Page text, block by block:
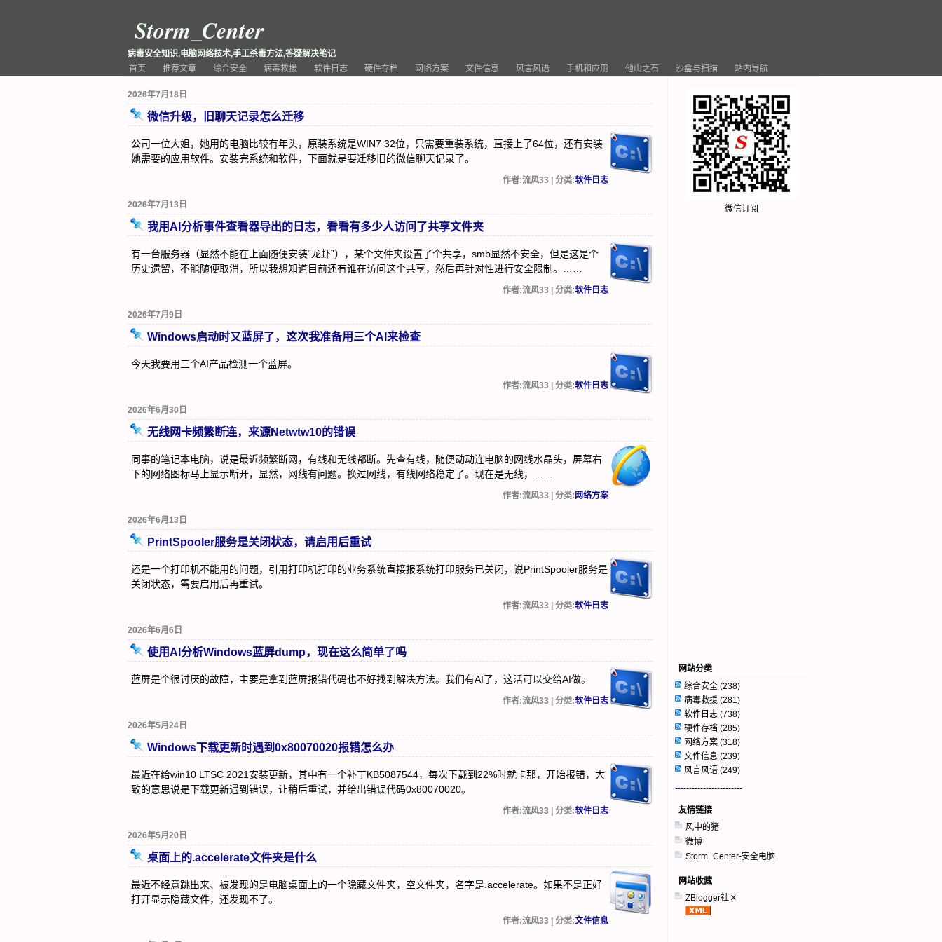
Storm_Center
病毒安全知识,电脑网络技术,手工杀毒方法,答疑解决笔记
首页
推荐文章 综合安全 病毒救援 软件日志 硬件存档 网络方案 文件信息 风言风语 手机和应用 他山之石 沙盒与扫描 站内导航
2026年7月18日
微信升级，旧聊天记录怎么迁移
公司一位大姐，她用的电脑比较有年头，原装系统是WIN7 32位，只需要重装系统，直接上了64位，还有安装
她需要的应用软件。安装完系统和软件，下面就是要迁移旧的微信聊天记录了。
作者:流风33 | 分类:软件日志
2026年7月13日
我用AI分析事件查看器导出的日志，看看有多少人访问了共享文件夹
有一台服务器（显然不能在上面随便安装“龙虾”），某个文件夹设置了个共享，smb显然不安全，但是这是个
历史遗留，不能随便取消，所以我想知道目前还有谁在访问这个共享，然后再针对性进行安全限制。……
作者:流风33 | 分类:软件日志
2026年7月9日
Windows启动时又蓝屏了，这次我准备用三个AI来检查
今天我要用三个AI产品检测一个蓝屏。
作者:流风33 | 分类:软件日志
2026年6月30日
无线网卡频繁断连，来源Netwtw10的错误
同事的笔记本电脑，说是最近频繁断网，有线和无线都断。先查有线，随便动动连电脑的网线水晶头，屏幕右
下的网络图标马上显示断开，显然，网线有问题。换过网线，有线网络稳定了。现在是无线，……
作者:流风33 | 分类: 网络方案
2026年6月13日
PrintSpooler服务是关闭状态，请启用后重试
还是一个打印机不能用的问题，引用打印机打印的业务系统直接报系统打印服务已关闭，说PrintSpooler服务是
关闭状态，需要启用后再重试。
作者:流风33 | 分类:软件日志
2026年6月6日
使用AI分析Windows蓝屏dump，现在这么简单了吗
蓝屏是个很讨厌的故障，主要是拿到蓝屏报错代码也不好找到解决方法。我们有AI了，这活可以交给AI做。
作者:流风33 | 分类:软件日志
2026年5月24日
Windows下载更新时遇到0x80070020报错怎么办
最近在给win10 LTSC 2021安装更新，其中有一个补丁KB5087544，每次下载到22%时就卡那，开始报错，大
致的意思说是下载更新遇到错误，让稍后重试，并给出错误代码0x80070020。
作者:流风33 | 分类:软件日志
2026年5月20日
桌面上的.accelerate文件夹是什么
最近不经意跳出来、被发现的是电脑桌面上的一个隐藏文件夹，空文件夹，名字是.accelerate。如果不是正好
打开显示隐藏文件，还发现不了。
作者:流风33 | 分类:文件信息
微信订阅
网站分类
综合安全 (238)
病毒救援 (281)
软件日志 (738)
硬件存档 (285)
网络方案 (318)
文件信息 (239)
风言风语 (249)
------------------------
友情链接
风中的猪
微博
Storm_Center-安全电脑
网站收藏
ZBlogger社区